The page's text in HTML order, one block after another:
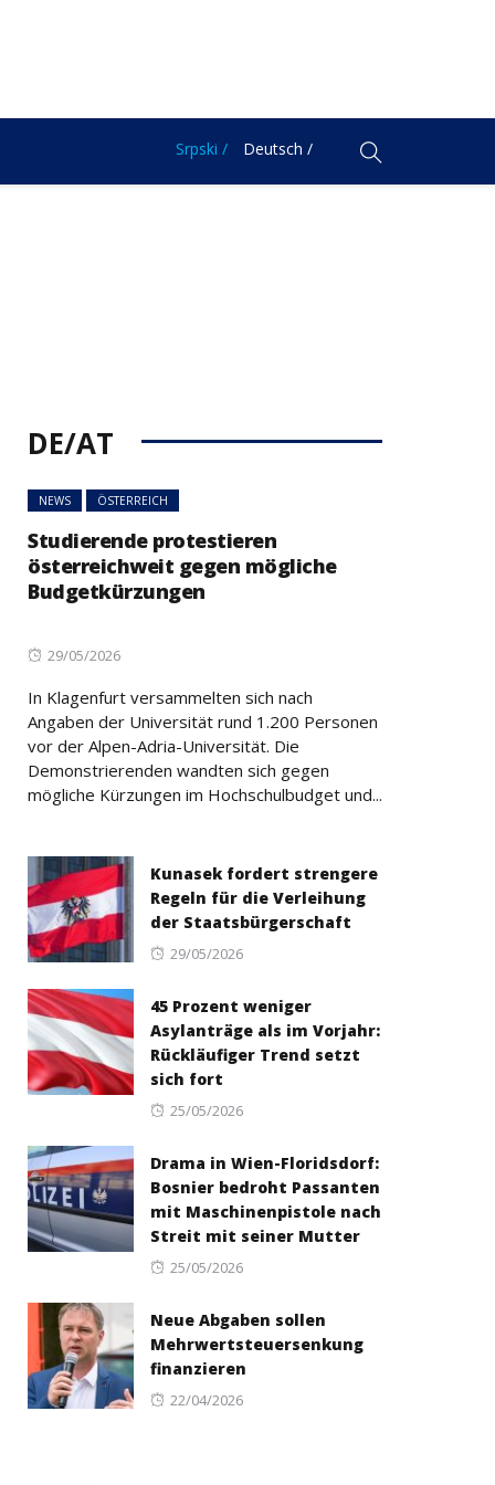
Srpski / Deutsch /
DE/AT
NEWS ÖSTERREICH
Studierende protestieren
österreichweit gegen mögliche
Budgetkürzungen
Posted
29/05/2026
In Klagenfurt versammelten sich nach
Angaben der Universität rund 1.200 Personen
vor der Alpen-Adria-Universität. Die
Demonstrierenden wandten sich gegen
mögliche Kürzungen im Hochschulbudget und...
Kunasek fordert strengere
Regeln für die Verleihung
der Staatsbürgerschaft
Posted
29/05/2026
45 Prozent weniger
Asylanträge als im Vorjahr:
Rückläufiger Trend setzt
sich fort
Posted
25/05/2026
Drama in Wien-Floridsdorf:
Bosnier bedroht Passanten
mit Maschinenpistole nach
Streit mit seiner Mutter
Posted
25/05/2026
Neue Abgaben sollen
Mehrwertsteuersenkung
finanzieren
Posted
22/04/2026